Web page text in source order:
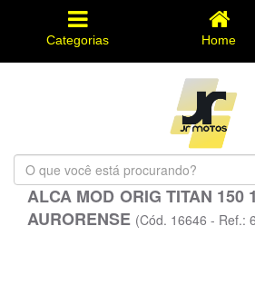
Categorias Home
O
que
você
está
ALCA MOD ORIG TITAN 150
AURORENSE (Cód. 16646 - Ref.: